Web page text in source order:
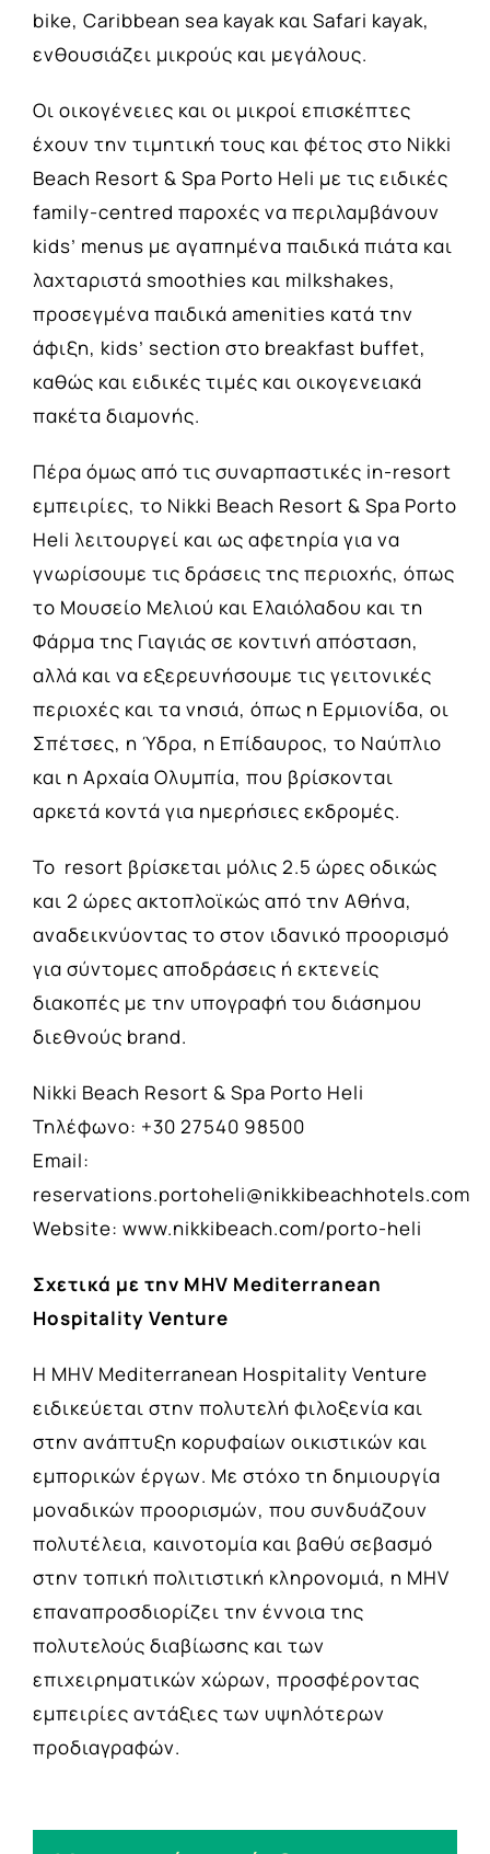
bike, Caribbean sea kayak και Safari kayak,
ενθουσιάζει μικρούς και μεγάλους.
Οι οικογένειες και οι μικροί επισκέπτες
έχουν την τιμητική τους και φέτος στο Nikki
Beach Resort & Spa Porto Heli με τις ειδικές
family-centred παροχές να περιλαμβάνουν
kids’ menus με αγαπημένα παιδικά πιάτα και
λαχταριστά smoothies και milkshakes,
προσεγμένα παιδικά amenities κατά την
άφιξη, kids’ section στο breakfast buffet,
καθώς και ειδικές τιμές και οικογενειακά
πακέτα διαμονής.
Πέρα όμως από τις συναρπαστικές in-resort
εμπειρίες, το Nikki Beach Resort & Spa Porto
Heli λειτουργεί και ως αφετηρία για να
γνωρίσουμε τις δράσεις της περιοχής, όπως
το Μουσείο Μελιού και Ελαιόλαδου και τη
Φάρμα της Γιαγιάς σε κοντινή απόσταση,
αλλά και να εξερευνήσουμε τις γειτονικές
περιοχές και τα νησιά, όπως η Ερμιονίδα, οι
Σπέτσες, η Ύδρα, η Επίδαυρος, το Ναύπλιο
και η Αρχαία Ολυμπία, που βρίσκονται
αρκετά κοντά για ημερήσιες εκδρομές.
Το resort βρίσκεται μόλις 2.5 ώρες οδικώς
και 2 ώρες ακτοπλοϊκώς από την Αθήνα,
αναδεικνύοντας το στον ιδανικό προορισμό
για σύντομες αποδράσεις ή εκτενείς
διακοπές με την υπογραφή του διάσημου
διεθνούς brand.
Nikki Beach Resort & Spa Porto Heli
Τηλέφωνο: +30 27540 98500
Email:
reservations.portoheli@nikkibeachhotels.com
Website: www.nikkibeach.com/porto-heli
Σχετικά με την MHV Mediterranean
Hospitality Venture
Η MHV Mediterranean Hospitality Venture
ειδικεύεται στην πολυτελή φιλοξενία και
στην ανάπτυξη κορυφαίων οικιστικών και
εμπορικών έργων. Με στόχο τη δημιουργία
μοναδικών προορισμών, που συνδυάζουν
πολυτέλεια, καινοτομία και βαθύ σεβασμό
στην τοπική πολιτιστική κληρονομιά, η MHV
επαναπροσδιορίζει την έννοια της
πολυτελούς διαβίωσης και των
επιχειρηματικών χώρων, προσφέροντας
εμπειρίες αντάξιες των υψηλότερων
προδιαγραφών.